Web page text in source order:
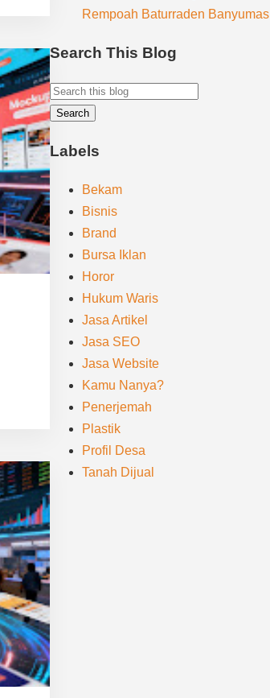
Rempoah Baturraden Banyumas
Search This Blog
Labels
Bekam
Bisnis
Brand
Bursa Iklan
Horor
Hukum Waris
Jasa Artikel
Jasa SEO
Jasa Website
Kamu Nanya?
Penerjemah
Plastik
Profil Desa
Tanah Dijual